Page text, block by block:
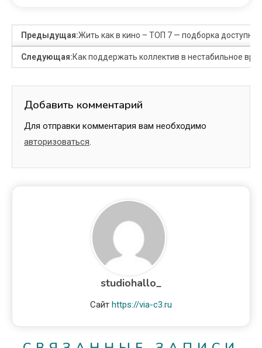
Предыдущая:Жить как в кино – ТОП 7 — подборка
Следующая:Как поддержать коллектив в нестабильное
Добавить комментарий
Для отправки комментария вам необходимо
авторизоваться.
studiohallo_
Сайт https://via-c3.ru